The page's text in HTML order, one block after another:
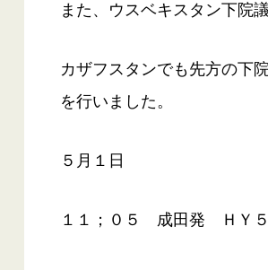
また、ウスベキスタン下院
カザフスタンでも先方の下
を行いました。
５月１日
１１；０５ 成田発 ＨＹ５